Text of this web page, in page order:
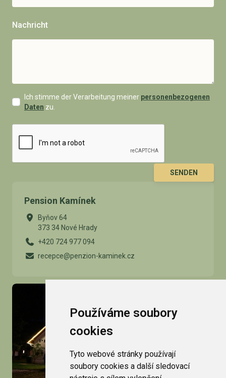
Používáme soubory
cookies
Tyto webové stránky používají
soubory cookies a další sledovací
Nachricht
Ich stimme der Verarbeitung meiner personenbezogenen
Daten zu.
SENDEN
Pension Kamínek
Byňov 64
373 34 Nové Hrady
+420 724 977 094
recepce@penzion-kaminek.cz